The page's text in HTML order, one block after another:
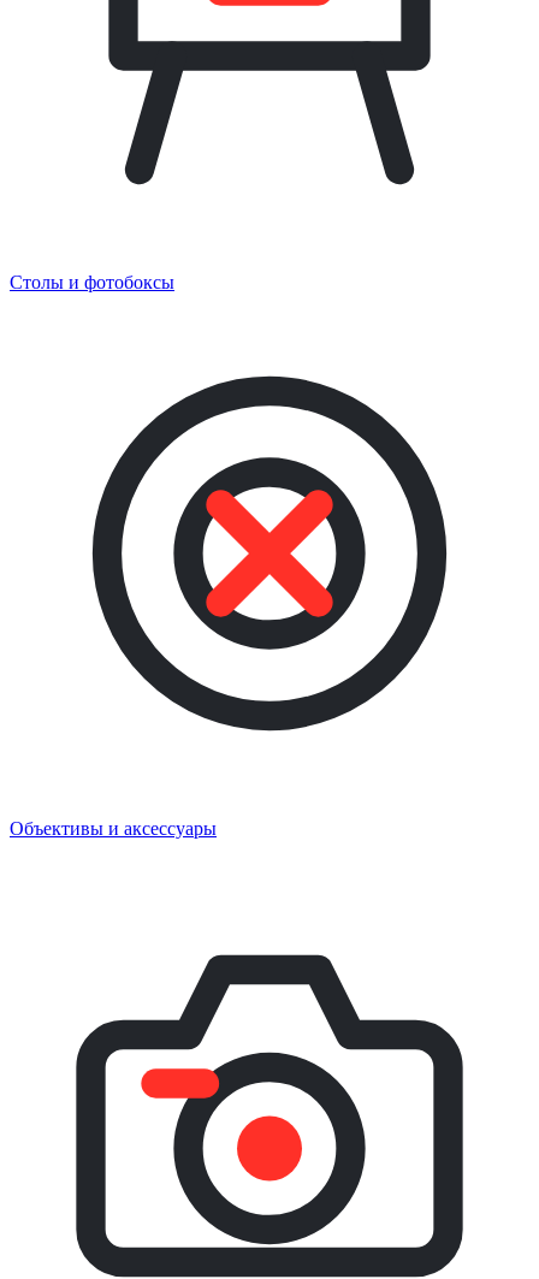
Столы и фотобоксы
Объективы и аксессуары